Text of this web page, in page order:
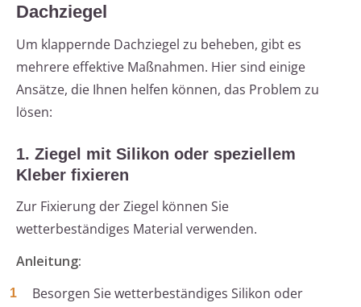
Dachziegel
Um klappernde Dachziegel zu beheben, gibt es
mehrere effektive Maßnahmen. Hier sind einige
Ansätze, die Ihnen helfen können, das Problem zu
lösen:
1. Ziegel mit Silikon oder speziellem
Kleber fixieren
Zur Fixierung der Ziegel können Sie
wetterbeständiges Material verwenden.
Anleitung:
Besorgen Sie wetterbeständiges Silikon oder